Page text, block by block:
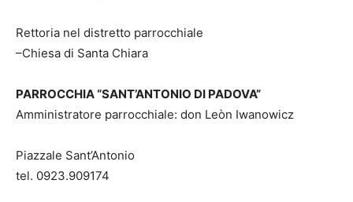
Rettoria nel distretto parrocchiale
–Chiesa di Santa Chiara
PARROCCHIA “SANT’ANTONIO DI PADOVA”
Amministratore parrocchiale: don Leòn Iwanowicz
Piazzale Sant’Antonio
tel. 0923.909174